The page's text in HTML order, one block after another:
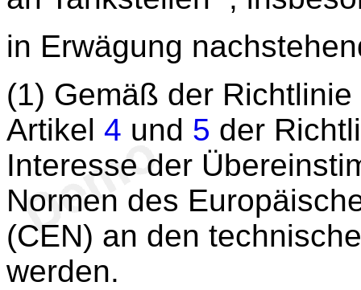
in Erwägung
(1) Gemäß der Richtlinie
Artikel 4 und 5 der
Interesse der
Normen des
(CEN) an den
werden.